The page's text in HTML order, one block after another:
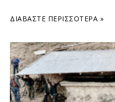
ΔΙΑΒΆΣΤΕ ΠΕΡΙΣΣΌΤΕΡΑ »